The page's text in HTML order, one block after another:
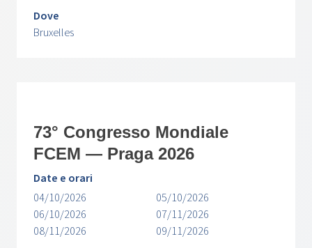
Dove
Bruxelles
73° Congresso Mondiale
FCEM — Praga 2026
Date e orari
04/10/2026
05/10/2026
06/10/2026
07/11/2026
08/11/2026
09/11/2026